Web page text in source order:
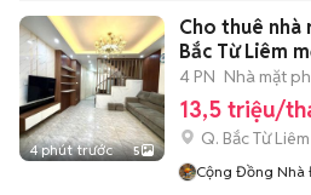
4 phút trước 5
Cho thuê nhà
Bắc Từ Liêm
4 PN Nhà mặt
13,5 triệu/
Q. Bắc Từ Liêm
Cộng Đồng Nhà